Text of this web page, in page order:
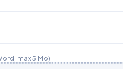
max 5 Mo)